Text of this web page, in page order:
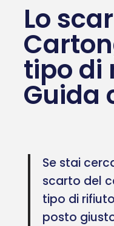
Lo
tipo di
Guida
Se stai
scarto del
tipo di
posto